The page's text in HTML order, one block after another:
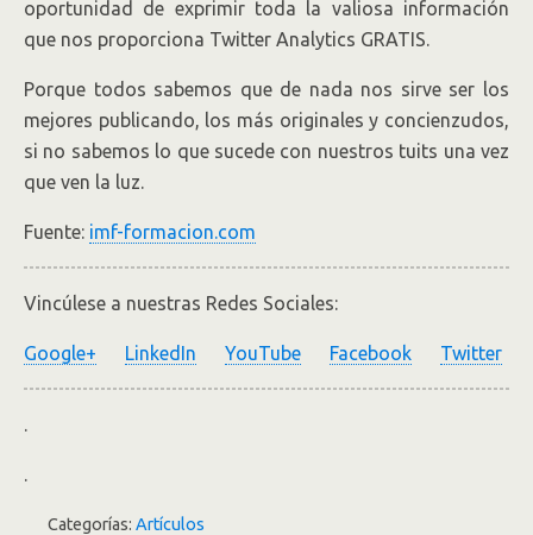
oportunidad de exprimir toda la valiosa información
que nos proporciona Twitter Analytics GRATIS.
Porque todos sabemos que de nada nos sirve ser los
mejores publicando, los más originales y concienzudos,
si no sabemos lo que sucede con nuestros tuits una vez
que ven la luz.
Fuente: imf-formacion.com
Vincúlese a nuestras Redes Sociales:
Google+ LinkedIn YouTube Facebook Twitter
.
.
Categorías: Artículos